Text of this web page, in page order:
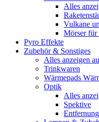
Alles
Vulkane
Mörser für
Pyro Effekte
Zubehör & Sonstiges
Alles anzeigen
Trinkwaren
Wärmepads
Optik
Alles
Spektive